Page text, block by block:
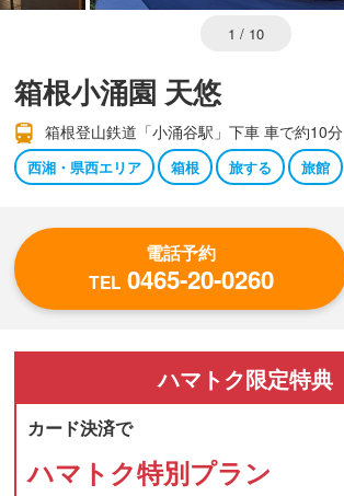
1 / 10
箱根小涌園 天悠
箱根登山鉄道「小涌谷駅」下車 車で約10分
西湘・県西エリア 箱根 旅する 旅館
電話予約
TEL 0465-20-0260
ハマトク限定特典
カード決済で
ハマトク特別プラン